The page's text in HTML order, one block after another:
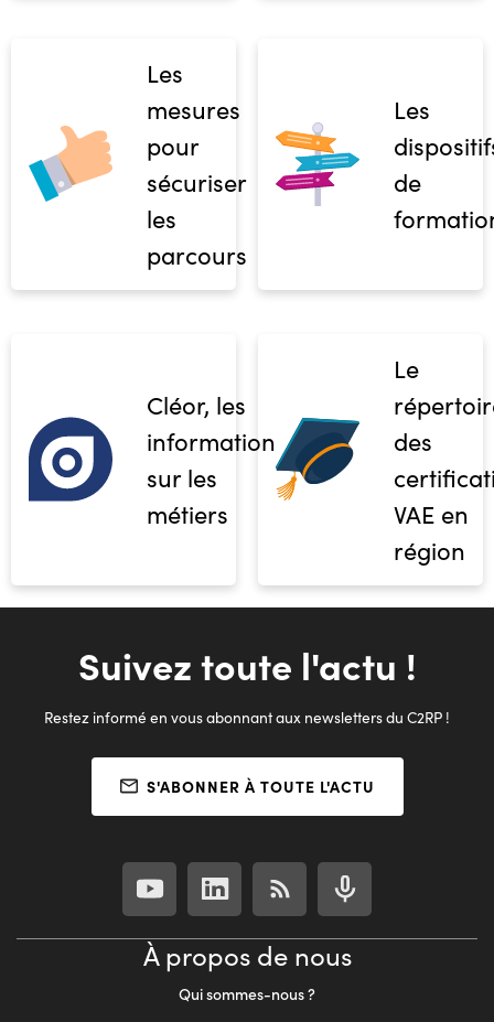
Les
mesures
pour
sécuriser
les
parcours
Les
de
Cléor, les
informations
sur les
métiers
Le
des
VAE en
région
Suivez toute l'actu !
Restez informé en vous abonnant aux newsletters du C2RP !
S'ABONNER À TOUTE L'ACTU
À propos de nous
Qui sommes-nous ?